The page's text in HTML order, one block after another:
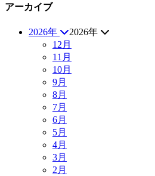
アーカイブ
2026年
2026年
12月
11月
10月
9月
8月
7月
6月
5月
4月
3月
2月